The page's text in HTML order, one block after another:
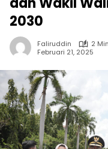
2030
Faliruddin
2
Februari 21, 2025